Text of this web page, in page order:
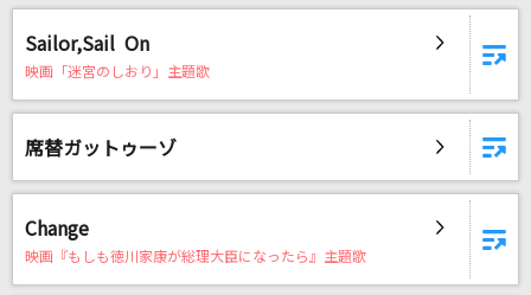
Sailor,Sail On
映画「迷宮のしおり」主題歌
席替ガットゥーゾ
Change
映画『もしも徳川家康が総理大臣になったら』主題歌